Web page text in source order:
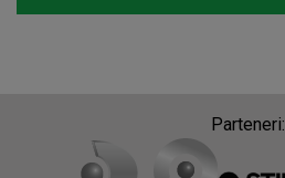
Parteneri: